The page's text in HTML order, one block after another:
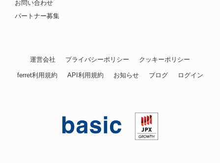
お問い合わせ
パートナー募集
運営会社 プライバシーポリシー クッキーポリシー
ferret利用規約 API利用規約 お知らせ ブログ ログイン